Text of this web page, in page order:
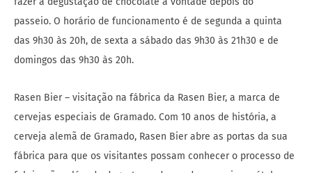
passeio. O horário de funcionamento é de segunda a quinta
das 9h30 às 20h, de sexta a sábado das 9h30 às 21h30 e de
domingos das 9h30 às 20h.
Rasen Bier – visitação na fábrica da Rasen Bier, a marca de
cervejas especiais de Gramado. Com 10 anos de história, a
cerveja alemã de Gramado, Rasen Bier abre as portas da sua
fábrica para que os visitantes possam conhecer o processo de